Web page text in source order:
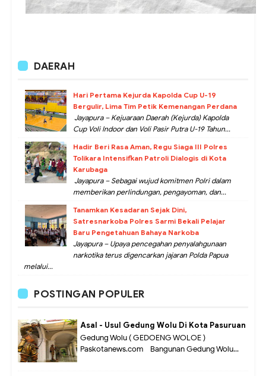
DAERAH
Hari Pertama Kejurda Kapolda Cup U-19
Bergulir, Lima Tim Petik Kemenangan Perdana
Jayapura – Kejuaraan Daerah (Kejurda) Kapolda
Cup Voli Indoor dan Voli Pasir Putra U-19 Tahun...
Hadir Beri Rasa Aman, Regu Siaga III Polres
Tolikara Intensifkan Patroli Dialogis di Kota
Karubaga
Jayapura – Sebagai wujud komitmen Polri dalam
memberikan perlindungan, pengayoman, dan...
Tanamkan Kesadaran Sejak Dini,
Satresnarkoba Polres Sarmi Bekali Pelajar
Baru Pengetahuan Bahaya Narkoba
Jayapura – Upaya pencegahan penyalahgunaan
narkotika terus digencarkan jajaran Polda Papua
melalui...
POSTINGAN POPULER
Asal - Usul Gedung Wolu Di Kota Pasuruan
Gedung Wolu ( GEDOENG WOLOE )
Paskotanews.com - Bangunan Gedung Wolu...